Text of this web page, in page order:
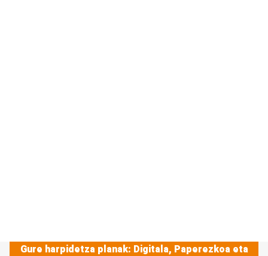
Gure harpidetza planak: Digitala, Paperezkoa eta